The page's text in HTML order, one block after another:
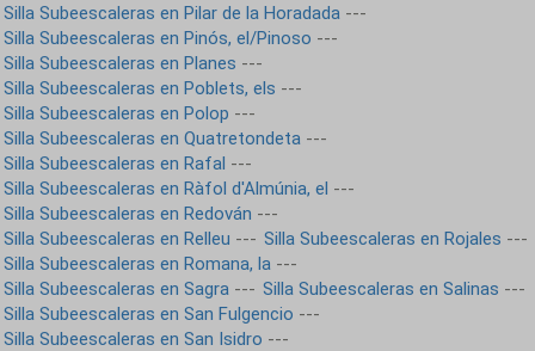
Silla Subeescaleras en Pilar de la Horadada ---
Silla Subeescaleras en Pinós, el/Pinoso ---
Silla Subeescaleras en Planes ---
Silla Subeescaleras en Poblets, els ---
Silla Subeescaleras en Polop ---
Silla Subeescaleras en Quatretondeta ---
Silla Subeescaleras en Rafal ---
Silla Subeescaleras en Ràfol d'Almúnia, el ---
Silla Subeescaleras en Redován ---
Silla Subeescaleras en Relleu --- Silla Subeescaleras en Rojales ---
Silla Subeescaleras en Romana, la ---
Silla Subeescaleras en Sagra --- Silla Subeescaleras en Salinas ---
Silla Subeescaleras en San Fulgencio ---
Silla Subeescaleras en San Isidro ---